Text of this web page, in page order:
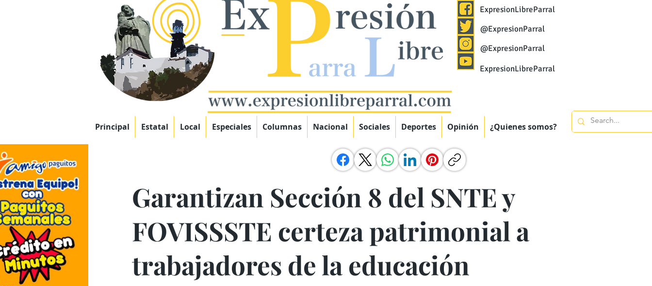
ExpresionLibreParral
@ExpresionParral
@ExpresionParral
ExpresionLibreParral
Principal Estatal Local Especiales Columnas Nacional Sociales Deportes Opinión ¿Quienes somos?
Garantizan Sección 8 del SNTE y
FOVISSSTE certeza patrimonial a
trabajadores de la educación